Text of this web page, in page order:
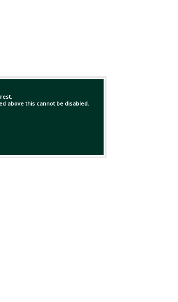
above this cannot be disabled.